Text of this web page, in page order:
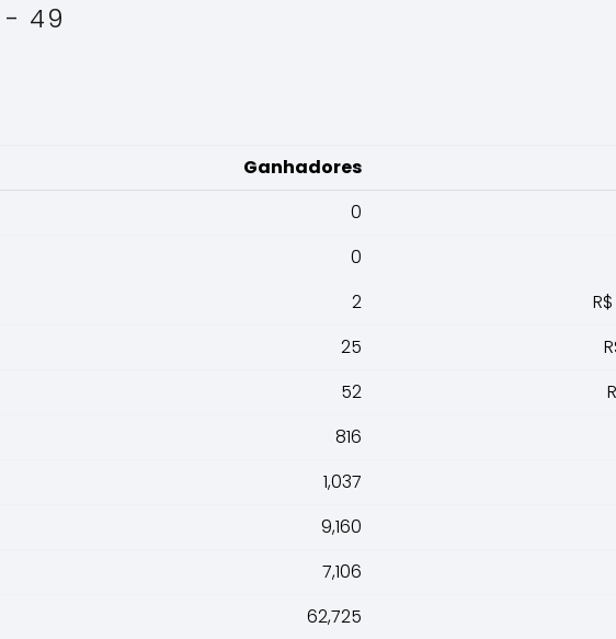
- 49
Ganhadores
0
0
2
25
52
816
1,037
9,160
7,106
62,725